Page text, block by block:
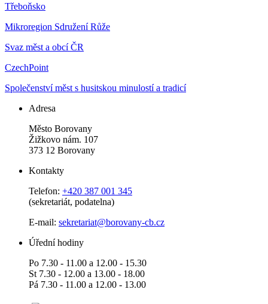
Třeboňsko
Mikroregion Sdružení Růže
Svaz měst a obcí ČR
CzechPoint
Společenství měst s husitskou minulostí a tradicí
Adresa
Město Borovany
Žižkovo nám. 107
373 12 Borovany
Kontakty
Telefon: +420 387 001 345
(sekretariát, podatelna)
E-mail: sekretariat@borovany-cb.cz
Úřední hodiny
Po 7.30 - 11.00 a 12.00 - 15.30
St 7.30 - 12.00 a 13.00 - 18.00
Pá 7.30 - 11.00 a 12.00 - 13.00